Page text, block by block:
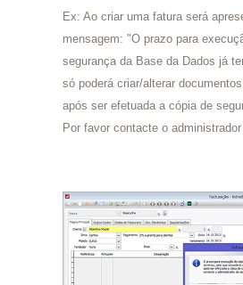
Ex: Ao criar uma fatura será
mensagem: "O prazo para
segurança da Base da Dados já
só poderá criar/alterar
após ser efetuada a cópia de
Por favor contacte o